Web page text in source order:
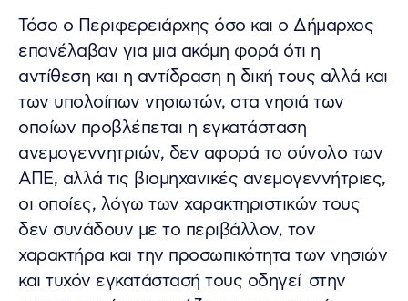
Τόσο ο Περιφερειάρχης όσο και ο Δήμαρχος
επανέλαβαν για μια ακόμη φορά ότι η
αντίθεση και η αντίδραση η δική τους αλλά και
των υπολοίπων νησιωτών, στα νησιά των
οποίων προβλέπεται η εγκατάσταση
ανεμογεννητριών, δεν αφορά το σύνολο των
ΑΠΕ, αλλά τις βιομηχανικές ανεμογεννήτριες,
οι οποίες, λόγω των χαρακτηριστικών τους
δεν συνάδουν με το περιβάλλον, τον
χαρακτήρα και την προσωπικότητα των νησιών
και τυχόν εγκατάστασή τους οδηγεί στην